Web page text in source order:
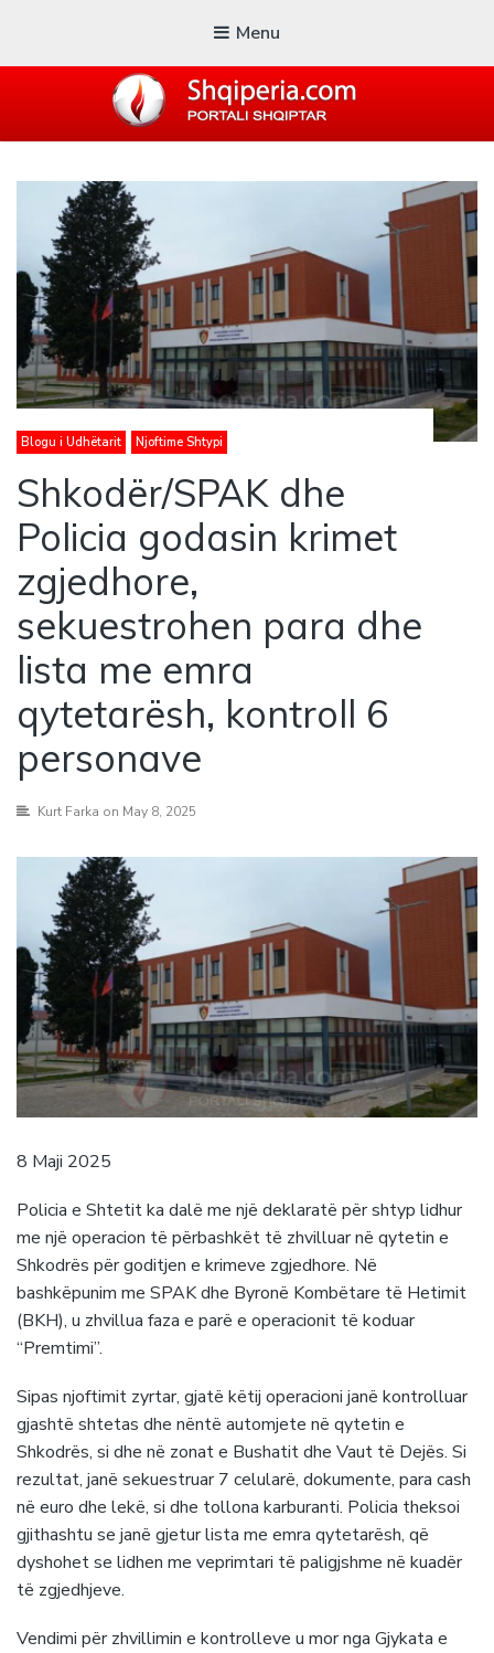
Menu
Blogu i ShqiperiaCom
Blogu i Udhëtarit Njoftime Shtypi
Shkodër/SPAK dhe
Policia godasin krimet
zgjedhore,
sekuestrohen para dhe
lista me emra
qytetarësh, kontroll 6
personave
Kurt Farka on May 8, 2025
8 Maji 2025
Policia e Shtetit ka dalë me një deklaratë për shtyp lidhur
me një operacion të përbashkët të zhvilluar në qytetin e
Shkodrës për goditjen e krimeve zgjedhore. Në
bashkëpunim me SPAK dhe Byronë Kombëtare të Hetimit
(BKH), u zhvillua faza e parë e operacionit të koduar
“Premtimi”.
Sipas njoftimit zyrtar, gjatë këtij operacioni janë kontrolluar
gjashtë shtetas dhe nëntë automjete në qytetin e
Shkodrës, si dhe në zonat e Bushatit dhe Vaut të Dejës. Si
rezultat, janë sekuestruar 7 celularë, dokumente, para cash
në euro dhe lekë, si dhe tollona karburanti. Policia theksoi
gjithashtu se janë gjetur lista me emra qytetarësh, që
dyshohet se lidhen me veprimtari të paligjshme në kuadër
të zgjedhjeve.
Vendimi për zhvillimin e kontrolleve u mor nga Gjykata e